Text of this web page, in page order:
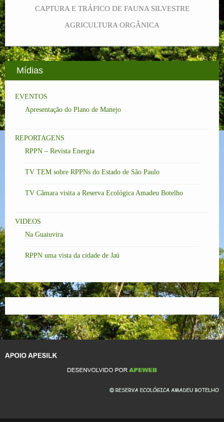
CAPTURA E TRÁFICO DE FAUNA SILVESTRE
AGRICULTURA ORGÂNICA
Mídias
EVENTOS
Apresentação do Plano de Manejo
REPORTAGENS
RPPN – Revista Energia
TV TEM sobre RPPNs do Estado de São Paulo
TV Câmara visita a Reserva Ecológica Amadeu Botelho
VIDEOS
Na Guaiuvira
RPPN uma vista da cidade de Jaú